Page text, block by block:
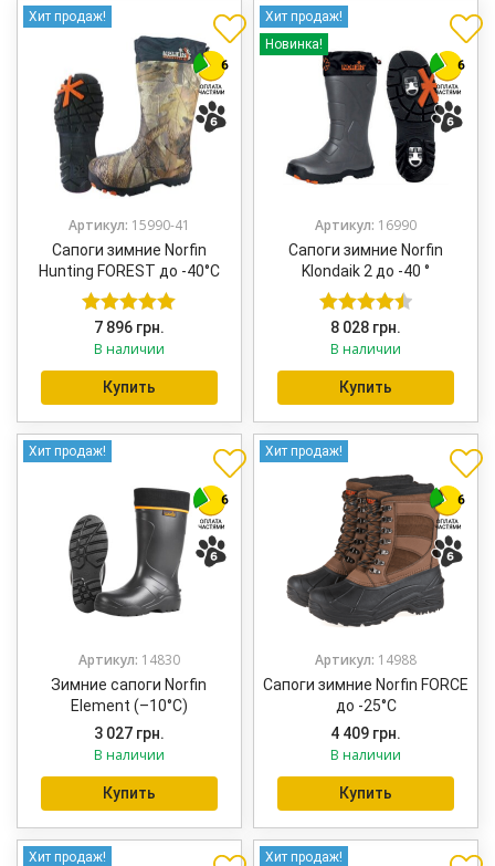
Хит продаж!
Артикул: 15990-41
Сапоги зимние Norfin
Hunting FOREST до -40°С
Оценка5.00
из 5
7 896 грн.
В наличии
Купить
Хит продаж!
Новинка!
Артикул: 16990
Сапоги зимние Norfin
Klondaik 2 до -40 °
Оценка
4.50из 5
8 028 грн.
В наличии
Купить
Хит продаж!
Артикул: 14830
Зимние сапоги Norfin
Element (–10°C)
3 027 грн.
В наличии
Купить
Хит продаж!
Артикул: 14988
Сапоги зимние Norfin FORCE
до -25°С
4 409 грн.
В наличии
Купить
Хит продаж! Хит продаж!